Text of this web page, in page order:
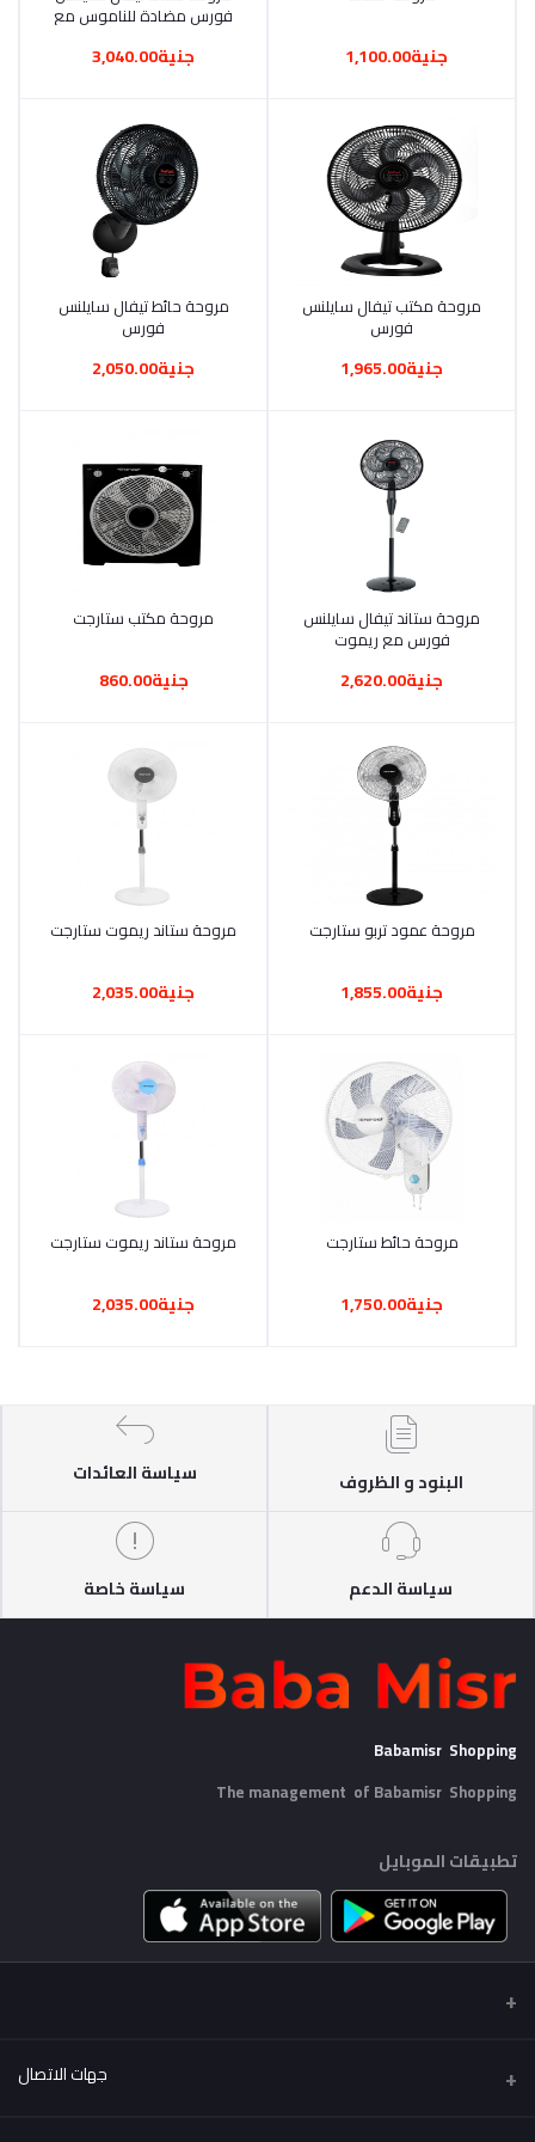
جنية1,100.00
فورس مضادة للناموس مع
جنية3,040.00
أضف إلى السلة
مروحة مكتب تيفال سايلنس
فورس
جنية1,965.00
أضف إلى السلة
مروحة حائط تيفال سايلنس
فورس
جنية2,050.00
أضف إلى السلة
مروحة ستاند تيفال سايلنس
فورس مع ريموت
جنية2,620.00
أضف إلى السلة
مروحة مكتب ستارجت
جنية860.00
أضف إلى السلة
مروحة عمود تربو ستارجت
جنية1,855.00
أضف إلى السلة
مروحة ستاند ريموت ستارجت
جنية2,035.00
أضف إلى السلة
مروحة حائط ستارجت
جنية1,750.00
أضف إلى السلة
مروحة ستاند ريموت ستارجت
جنية2,035.00
البنود و الظروف سياسة العائدات
سياسة الدعم سياسة خاصة
Babamisr Shopping
The management of Babamisr Shopping
تطبيقات الموبايل
جهات الاتصال